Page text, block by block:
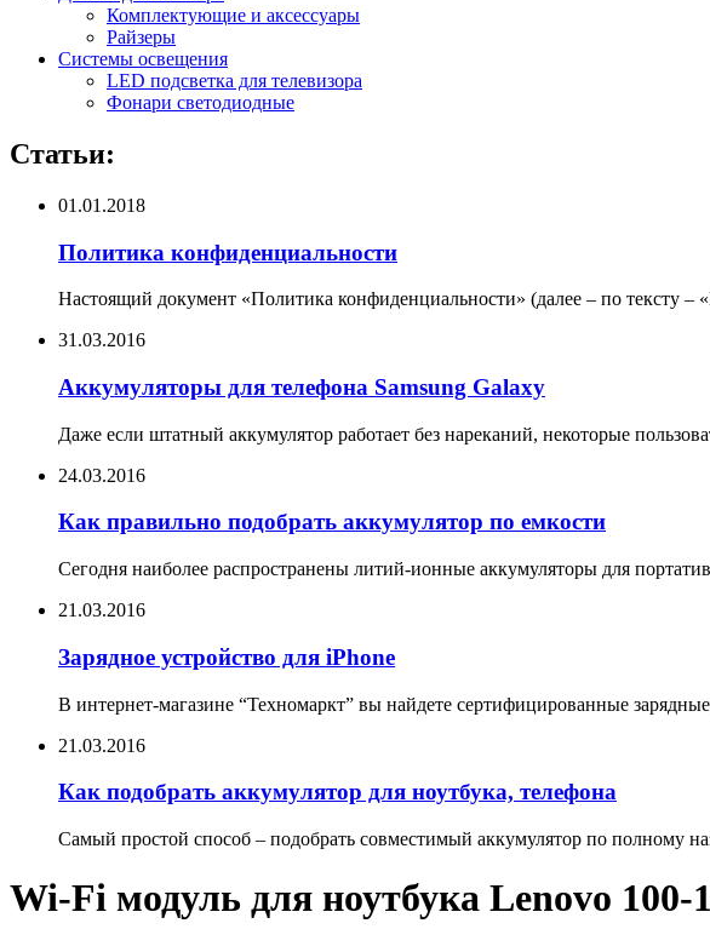
Комплектующие и аксессуары
Райзеры
Системы освещения
LED подсветка для телевизора
Фонари светодиодные
Статьи:
01.01.2018
Политика конфиденциальности
Настоящий документ «Политика конфиденциальности» (далее – по тексту
31.03.2016
Аккумуляторы для телефона Samsung Galaxy
Даже если штатный аккумулятор работает без нареканий, некоторые
24.03.2016
Как правильно подобрать аккумулятор по емкости
Сегодня наиболее распространены литий-ионные аккумуляторы для
21.03.2016
Зарядное устройство для iPhone
В интернет-магазине “Техномаркт” вы найдете сертифицированные
21.03.2016
Как подобрать аккумулятор для ноутбука, телефона
Самый простой способ – подобрать совместимый аккумулятор по полному
Wi-Fi модуль для ноутбука Lenovo